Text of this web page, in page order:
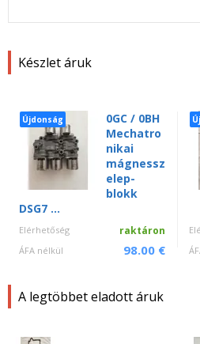
Készlet áruk
Újdonság
0GC / 0BH
Mechatro
nikai
mágnessz
elep-
blokk
DSG7 ...
Elérhetőség raktáron
ÁFA nélkül 98.00 €
A legtöbbet eladott áruk